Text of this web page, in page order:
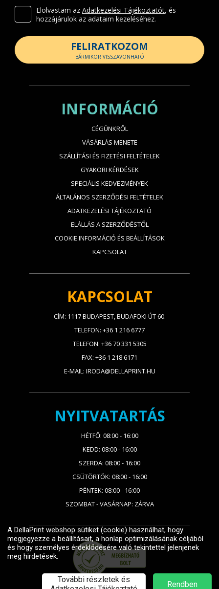
Elolvastam az Adatkezelési Tájékoztatót, és
hozzájárulok az adataim kezeléséhez.
FELIRATKOZOM
BÁRMIKOR VISSZAVONHATÓ
INFORMÁCIÓ
CÉGÜNKRŐL
VÁSÁRLÁS MENETE
SZÁLLÍTÁSI ÉS FIZETÉSI FELTÉTELEK
GYAKORI KÉRDÉSEK
SPECIÁLIS KEDVEZMÉNYEK
ÁLTALÁNOS SZERZŐDÉSI FELTÉTELEK
ADATKEZELÉSI TÁJÉKOZTATÓ
ELÁLLÁS A SZERZŐDÉSTŐL
COOKIE INFORMÁCIÓ ÉS BEÁLLÍTÁSOK
KAPCSOLAT
KAPCSOLAT
CÍM: 1117 BUDAPEST, BUDAFOKI ÚT 60.
TELEFON: +36 1 216 6777
TELEFON: +36 70 331 5305
FAX: +36 1 218 6171
E-MAIL: IRODA@DELLAPRINT.HU
NYITVATARTÁS
HÉTFŐ: 08:00 - 16:00
KEDD: 08:00 - 16:00
SZERDA: 08:00 - 16:00
CSÜTÖRTÖK: 08:00 - 16:00
PÉNTEK: 08:00 - 16:00
SZOMBAT - VASÁRNAP: ZÁRVA